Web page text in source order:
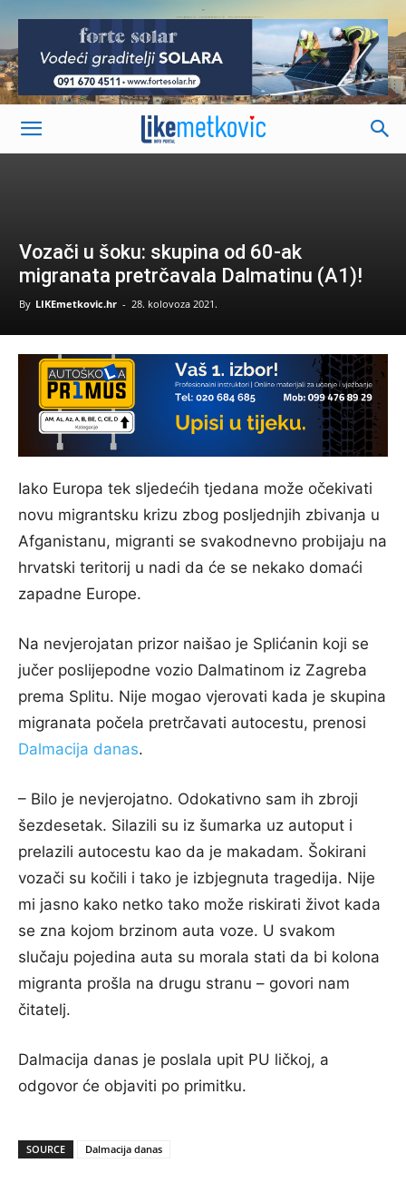
-
Vozači u šoku: skupina od 60-ak
migranata pretrčavala Dalmatinu (A1)!
By LIKEmetkovic.hr - 28. kolovoza 2021.
Iako Europa tek sljedećih tjedana može očekivati
novu migrantsku krizu zbog posljednjih zbivanja u
Afganistanu, migranti se svakodnevno probijaju na
hrvatski teritorij u nadi da će se nekako domaći
zapadne Europe.
Na nevjerojatan prizor naišao je Splićanin koji se
jučer poslijepodne vozio Dalmatinom iz Zagreba
prema Splitu. Nije mogao vjerovati kada je skupina
migranata počela pretrčavati autocestu, prenosi
Dalmacija danas.
– Bilo je nevjerojatno. Odokativno sam ih zbroji
šezdesetak. Silazili su iz šumarka uz autoput i
prelazili autocestu kao da je makadam. Šokirani
vozači su kočili i tako je izbjegnuta tragedija. Nije
mi jasno kako netko tako može riskirati život kada
se zna kojom brzinom auta voze. U svakom
slučaju pojedina auta su morala stati da bi kolona
migranta prošla na drugu stranu – govori nam
čitatelj.
Dalmacija danas je poslala upit PU ličkoj, a
odgovor će objaviti po primitku.
SOURCE Dalmacija danas